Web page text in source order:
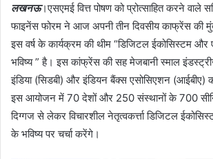
लखनऊ।एसएमई वित्त पोषण को प्रोत्साहित करने वाले
फाइनेंस फोरम ने आज अपनी तीन दिवसीय काफ्रेंस की
इस वर्ष के कार्यक्रम की थीम “डिजिटल ईकोसिस्टम
भविष्य ” है। इस कांफ्रेंस की सह मेजबानी स्माल
इंडिया (सिडबी) और इंडियन बैंक्स एसोसिएशन (आईबीए)
इस आयोजन में 70 देशों और 250 संस्थानों के 700
दिग्गज से लेकर विचारशील नेतृत्वकर्त्ता डिजिटल
के भविष्य पर चर्चा करेंगे।